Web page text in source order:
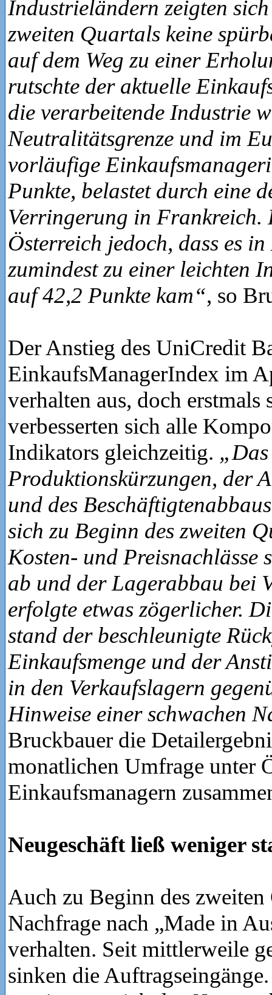
Industrieländern zeigten
zweiten Quartals keine
auf dem Weg zu einer
rutschte der aktuelle
die verarbeitende Industrie
Neutralitätsgrenze und im
vorläufige
Punkte, belastet durch eine
Verringerung in Frankreich.
Österreich jedoch, dass es
zumindest zu einer leichten
auf 42,2 Punkte kam“, so
Der Anstieg des UniCredit
EinkaufsManagerIndex im
verhalten aus, doch erstmals
verbesserten sich alle
Indikators gleichzeitig.
Produktionskürzungen, der
und des
sich zu Beginn des zweiten
Kosten- und Preisnachlässe
ab und der Lagerabbau bei
erfolgte etwas zögerlicher.
stand der beschleunigte
Einkaufsmenge und der
in den Verkaufslagern
Hinweise einer schwachen
Bruckbauer die
monatlichen Umfrage unter
Einkaufsmanagern
Neugeschäft ließ weniger
Auch zu Beginn des zweiten
Nachfrage nach „Made in
verhalten. Seit mittlerweile
sinken die